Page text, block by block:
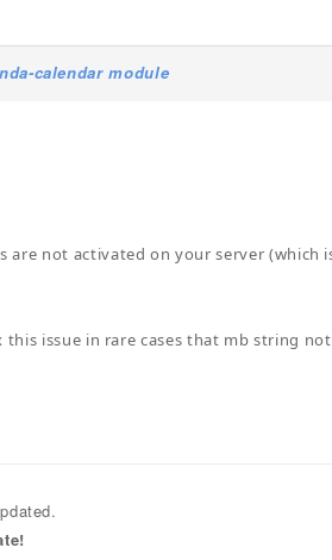
calendar module
are not activated on your server (which
this issue in rare cases that mb string